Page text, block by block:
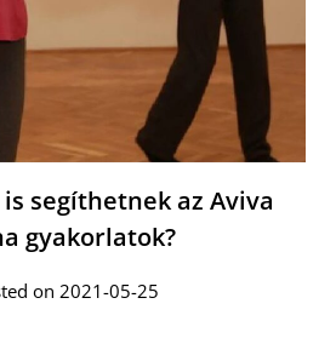
segíthetnek az Aviva
gyakorlatok?
on 2021-05-25